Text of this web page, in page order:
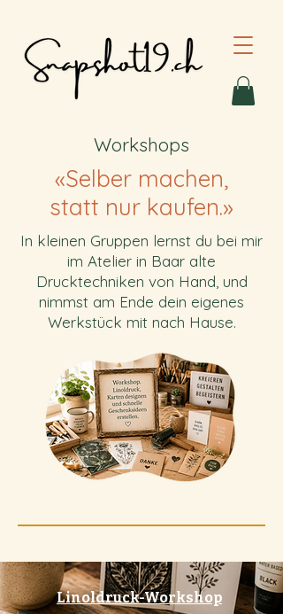
Workshops
«Selber machen,
statt nur kaufen.»
In kleinen Gruppen lernst du bei mir
im Atelier in Baar alte
Drucktechniken von Hand, und
nimmst am Ende dein eigenes
Werkstück mit nach Hause.
Linoldruck-Workshop